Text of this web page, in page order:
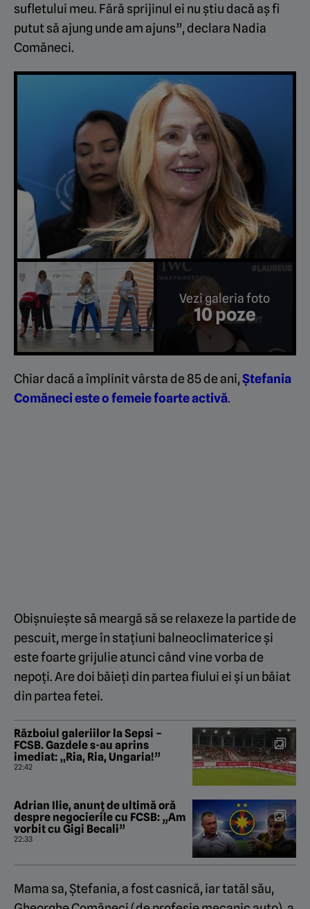
sufletului meu. Fără sprijinul ei nu știu dacă aș fi
putut să ajung unde am ajuns”, declara Nadia
Comăneci.
Vezi galeria foto
10 poze
Chiar dacă a împlinit vârsta de 85 de ani,Ștefania
Comăneci este o femeie foarte activă.
Obișnuiește să meargă să se relaxeze la partide de
pescuit, merge în stațiuni balneoclimaterice și
este foarte grijulie atunci când vine vorba de
nepoți. Are doi băieți din partea fiului ei și un băiat
din partea fetei.
Războiul galeriilor la Sepsi –
FCSB. Gazdele s-au aprins
imediat: „Ria, Ria, Ungaria!”
22:42
Adrian Ilie, anunț de ultimă oră
despre negocierile cu FCSB: „Am
vorbit cu Gigi Becali”
22:33
Mama sa, Ștefania, a fost casnică, iar tatăl său,